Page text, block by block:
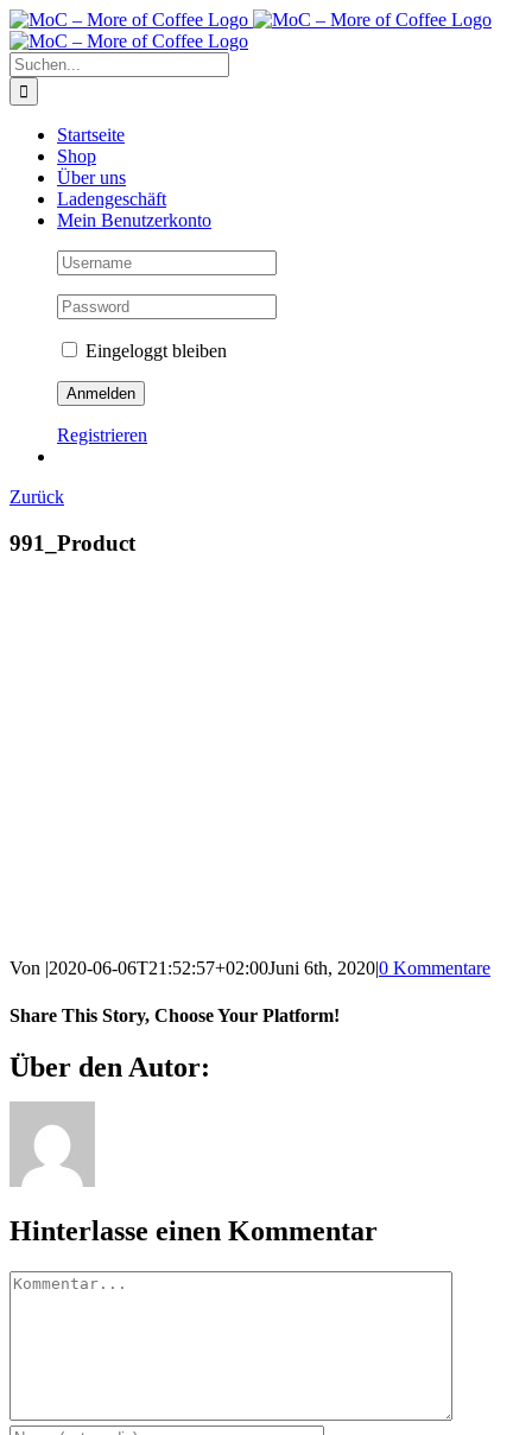
Zum
Inhalt
springen
Suche
nach:
Startseite
Shop
Über uns
Ladengeschäft
Mein Benutzerkonto
Eingeloggt bleiben
Registrieren
Zurück
991_Product
Von |2020-06-06T21:52:57+02:00Juni 6th, 2020|0 Kommentare
Share This Story, Choose Your Platform!
Facebook
X
Reddit
LinkedIn
WhatsApp
Tumblr
Pinterest
Vk
E-
Mail
Über den Autor:
Hinterlasse einen Kommentar
Kommentar